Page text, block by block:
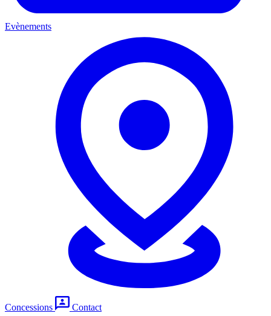
Evènements
Concessions
Contact